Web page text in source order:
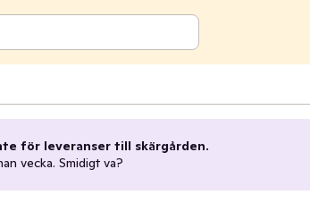
för leveranser till skärgården.
vecka. Smidigt va?